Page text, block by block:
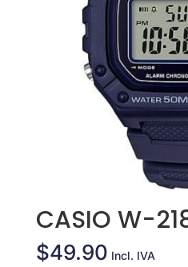
CASIO W-
$49.90 Incl. IVA